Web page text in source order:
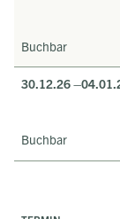
Buchbar
30.12.26 –
Buchbar